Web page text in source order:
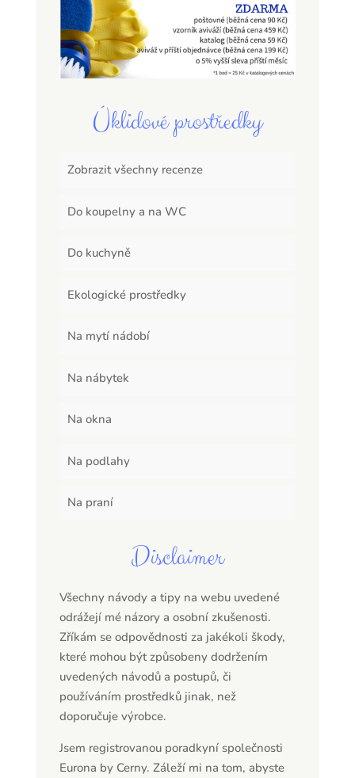
Úklidové prostředky
Zobrazit všechny recenze
Do koupelny a na WC
Do kuchyně
Ekologické prostředky
Na mytí nádobí
Na nábytek
Na okna
Na podlahy
Na praní
Disclaimer
Všechny návody a tipy na webu uvedené
odrážejí mé názory a osobní zkušenosti.
Zříkám se odpovědnosti za jakékoli škody,
které mohou být způsobeny dodržením
uvedených návodů a postupů, či
používáním prostředků jinak, než
doporučuje výrobce.
Jsem registrovanou poradkyní společnosti
Eurona by Cerny. Záleží mi na tom, abyste